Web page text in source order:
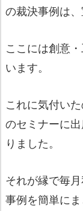
の裁決事例は、
ここには創意
います。
これに気付い
のセミナーに
りました。
それが縁で毎
事例を簡単に